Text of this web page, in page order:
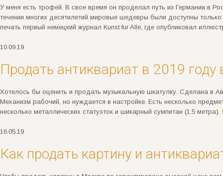
У меня есть трофей. В свое время он проделал путь из Германии в
течении многих десятилетий мировые шедевры были доступны
печать первый немецкий журнал Kunst fur Alle, где опубликовал
10.09.19
Продать антиквариат в 2019
Хотелось бы оценить и продать музыкальную шкатулку. Сделана в
Механизм рабочий, но нуждается в настройке. Есть несколько
несколько металлических статуэток и шикарный сумпитан (1.5 метра).
16.05.19
Как продать картину и